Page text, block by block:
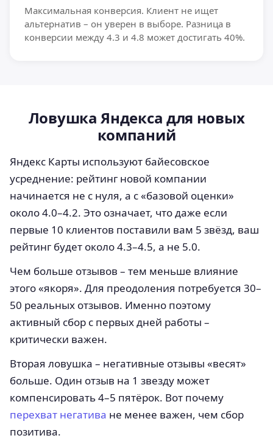
Максимальная конверсия. Клиент не ищет
альтернатив – он уверен в выборе. Разница в
конверсии между 4.3 и 4.8 может достигать 40%.
Ловушка Яндекса для новых
компаний
Яндекс Карты используют байесовское
усреднение: рейтинг новой компании
начинается не с нуля, а с «базовой оценки»
около 4.0–4.2. Это означает, что даже если
первые 10 клиентов поставили вам 5 звёзд, ваш
рейтинг будет около 4.3–4.5, а не 5.0.
Чем больше отзывов – тем меньше влияние
этого «якоря». Для преодоления потребуется 30–
50 реальных отзывов. Именно поэтому
активный сбор с первых дней работы –
критически важен.
Вторая ловушка – негативные отзывы «весят»
больше. Один отзыв на 1 звезду может
компенсировать 4–5 пятёрок. Вот почему
перехват негатива не менее важен, чем сбор
позитива.